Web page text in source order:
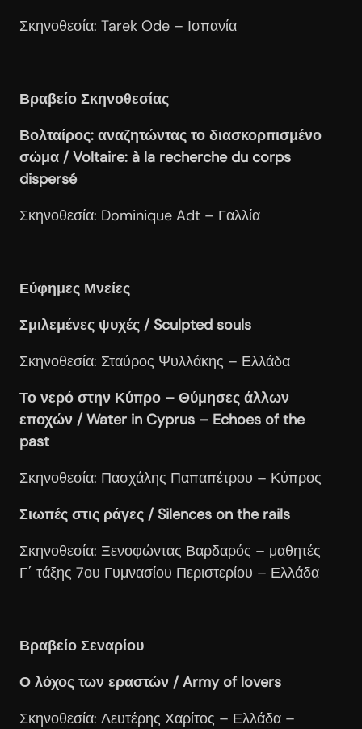
Σκηνοθεσία: Tarek Ode – Ισπανία
Βραβείο Σκηνοθεσίας
Βολταίρος: αναζητώντας το διασκορπισμένο
σώμα / Voltaire: à la recherche du corps
dispersé
Σκηνοθεσία: Dominique Adt – Γαλλία
Εύφημες Μνείες
Σμιλεμένες ψυχές / Sculpted souls
Σκηνοθεσία: Σταύρος Ψυλλάκης – Ελλάδα
Το νερό στην Κύπρο – Θύμησες άλλων
εποχών / Water in Cyprus – Echoes ofthe
past
Σκηνοθεσία: Πασχάλης Παπαπέτρου – Κύπρος
Σιωπές στις ράγες / Silences on the rails
Σκηνοθεσία: Ξενοφώντας Βαρδαρός – μαθητές
Γ΄ τάξης 7ου Γυμνασίου Περιστερίου – Ελλάδα
Βραβείο Σεναρίου
Ο λόχος των εραστών / Army of lovers
Σκηνοθεσία: Λευτέρης Χαρίτος – Ελλάδα –